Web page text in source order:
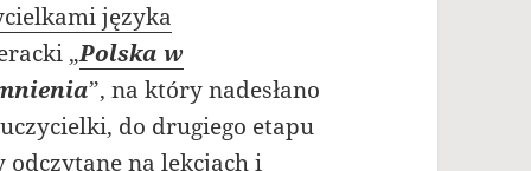
języka
„Polska w
”, na który nadesłano
do drugiego etapu
odczytane na lekcjach i